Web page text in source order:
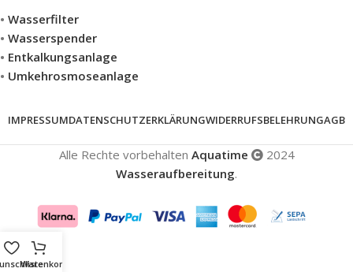
• Wasserfilter
• Wasserspender
• Entkalkungsanlage
• Umkehrosmoseanlage
IMPRESSUMDATENSCHUTZERKLÄRUNGWIDERRUFSBELEHRUNGAGB
Alle Rechte vorbehalten Aquatime
2024
Wasseraufbereitung.
Warenkorb